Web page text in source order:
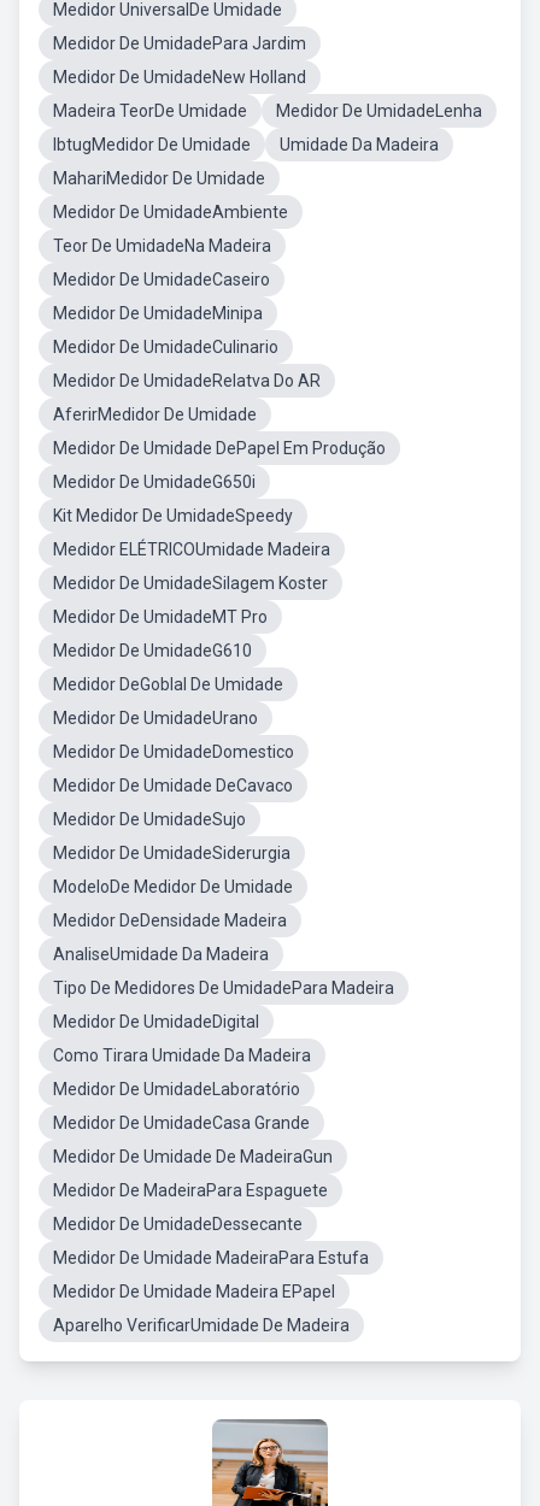
Medidor UniversalDe Umidade
Medidor De UmidadePara Jardim
Medidor De UmidadeNew Holland
Madeira TeorDe Umidade
Medidor De UmidadeLenha
IbtugMedidor De Umidade
Umidade Da Madeira
MahariMedidor De Umidade
Medidor De UmidadeAmbiente
Teor De UmidadeNa Madeira
Medidor De UmidadeCaseiro
Medidor De UmidadeMinipa
Medidor De UmidadeCulinario
Medidor De UmidadeRelatva Do AR
AferirMedidor De Umidade
Medidor De Umidade DePapel Em Produção
Medidor De UmidadeG650i
Kit Medidor De UmidadeSpeedy
Medidor ELÉTRICOUmidade Madeira
Medidor De UmidadeSilagem Koster
Medidor De UmidadeMT Pro
Medidor De UmidadeG610
Medidor DeGoblal De Umidade
Medidor De UmidadeUrano
Medidor De UmidadeDomestico
Medidor De Umidade DeCavaco
Medidor De UmidadeSujo
Medidor De UmidadeSiderurgia
ModeloDe Medidor De Umidade
Medidor DeDensidade Madeira
AnaliseUmidade Da Madeira
Tipo De Medidores De UmidadePara Madeira
Medidor De UmidadeDigital
Como Tirara Umidade Da Madeira
Medidor De UmidadeLaboratório
Medidor De UmidadeCasa Grande
Medidor De Umidade De MadeiraGun
Medidor De MadeiraPara Espaguete
Medidor De UmidadeDessecante
Medidor De Umidade MadeiraPara Estufa
Medidor De Umidade Madeira EPapel
Aparelho VerificarUmidade De Madeira